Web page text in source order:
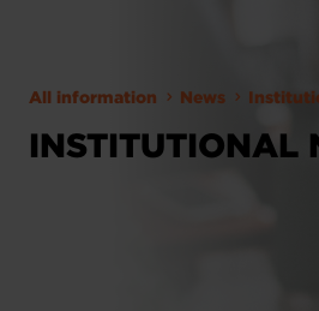
All information News
INSTITUTIONAL